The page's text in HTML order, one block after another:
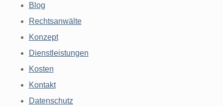
Blog
Rechtsanwälte
Konzept
Dienstleistungen
Kosten
Kontakt
Datenschutz